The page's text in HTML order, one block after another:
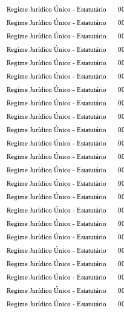
Regime Jurídico Único - Estatutário
Regime Jurídico Único - Estatutário
Regime Jurídico Único - Estatutário
Regime Jurídico Único - Estatutário
Regime Jurídico Único - Estatutário
Regime Jurídico Único - Estatutário
Regime Jurídico Único - Estatutário
Regime Jurídico Único - Estatutário
Regime Jurídico Único - Estatutário
Regime Jurídico Único - Estatutário
Regime Jurídico Único - Estatutário
Regime Jurídico Único - Estatutário
Regime Jurídico Único - Estatutário
Regime Jurídico Único - Estatutário
Regime Jurídico Único - Estatutário
Regime Jurídico Único - Estatutário
Regime Jurídico Único - Estatutário
Regime Jurídico Único - Estatutário
Regime Jurídico Único - Estatutário
Regime Jurídico Único - Estatutário
Regime Jurídico Único - Estatutário
Regime Jurídico Único - Estatutário
Regime Jurídico Único - Estatutário